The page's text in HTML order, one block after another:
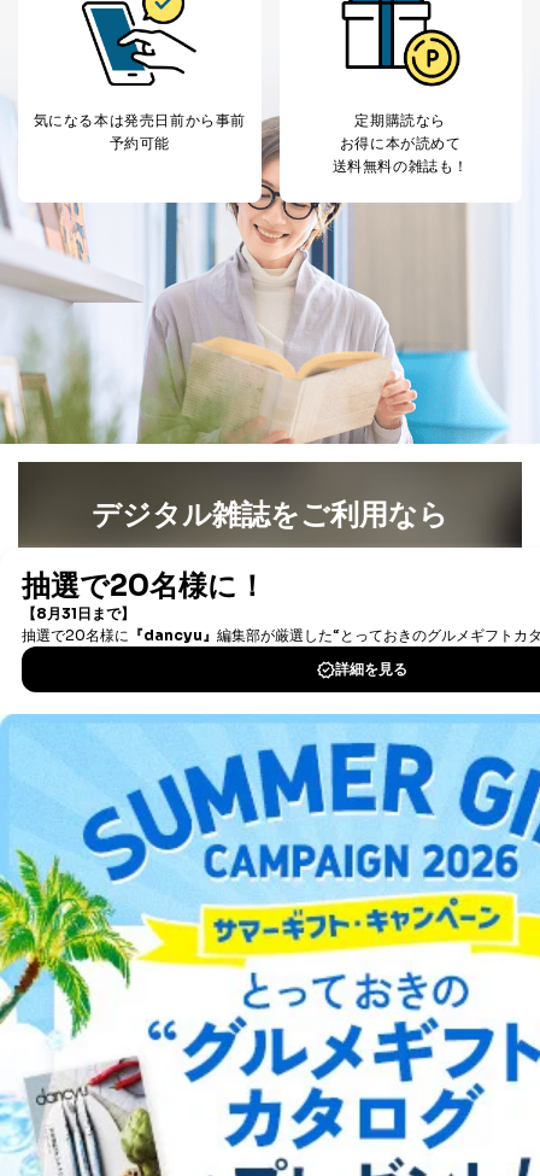
個人情報
に関するご案内のため
7
SNS公式アカウン
トに登録された方
の個人情報
当社のサービス利用状況の把握お
お問い合わせ対応、トラブル対
質向上のため
その他当社のプライバシーポリシ
ー等にて公表する利用目的達成の
ため
※上記の利用目的のうちNo.1～5については保有個人デ
ータ（開示対象個人情報）の利用目的であり、下記4.の
開示等のご請求に対応させていただきます。
なお、6、7については、パートナー（提携企業）様又は
各SNS運営会社様にご請求いただきますようお願い致し
ます。
３．個人情報の第三者提供について
当社は、取得した個人情報を適切に管理し､あらかじめ
本人の同意を得ることなく第三者に提供することはあり
法令に基づく場合
人の生命､身体または財産の保護のために必要がある
場合であって、本人の同意を得ることが困難であると
き。
公衆衛生の向上または児童の健全な育成の推進のため
に特に必要がある場合であって、本人の同意を得るこ
とが困難である場合。
国の機関もしくは地方公共団体またはその委託を受け
た者が法令の定める事務を遂行することに対して協力
する必要がある場合であって、本人の同意を得ること
上記２．の利用目的を実施するために守秘義務を結ん
だ企業に、業務の一部として個人情報の取扱いを委
託・提供する場合、その業務に必要な範囲で委託・提
供先企業に個人情報を開示することがあります。
委託・提供先企業は具体的には以下のような企業です
が、これらに限りません。
委託先：カスタマーサポート支援会社 、クレジッ
トカード決済などの決済代行・料金回収会社、広
告配信サービス会社
提供先：出版社、出版物発売元、卸売会社、販売
店など商品の供給者、梱包会社、配送会社、新聞
販売店などの梱包・配送・配達会社
４．開示対象個人情報の「開示」「訂正」等の請求につ
いて
当社は、本人から、開示対象個人情報について利用目的
の通知を求められた場合には、遅滞なくこれに応じま
気になる本は発売日前から事前
予約可能
定期購読なら
お得に本が読めて
送料無料の雑誌も！
デジタル雑誌をご利用なら
書籍）が無料で読み放題！
DOWNLOAD FOR IOS
DOWNLOAD FOR ANDROID
ご利用方法はこちら
総合案内
アフィリエイト 採用情報
プレスリリース お問い合わせ
利用規約プライバシーポリシー 特定商取引法に基づく表示
出版社の皆様へ
投資家の皆様へサイトマップ